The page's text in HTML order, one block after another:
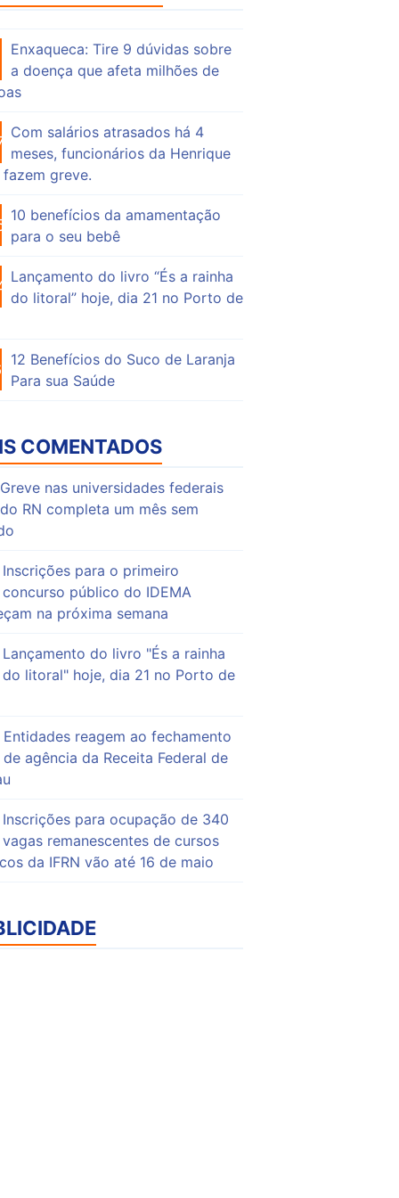
Enxaqueca: Tire 9 dúvidas sobre
a doença que afeta milhões de
Com salários atrasados há 4
meses, funcionários da Henrique
greve.
10 benefícios da amamentação
para o seu bebê
Lançamento do livro “És a rainha
do litoral” hoje, dia 21 no Porto de
12 Benefícios do Suco de Laranja
Para sua Saúde
COMENTADOS
Greve nas universidades federais
do RN completa um mês sem
Inscrições para o primeiro
concurso público do IDEMA
na próxima semana
Lançamento do livro "És a rainha
do litoral" hoje, dia 21 no Porto de
Entidades reagem ao fechamento
de agência da Receita Federal de
Inscrições para ocupação de 340
vagas remanescentes de cursos
da IFRN vão até 16 de maio